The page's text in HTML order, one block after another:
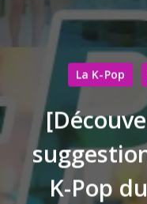
La K-Pop
K-Pop